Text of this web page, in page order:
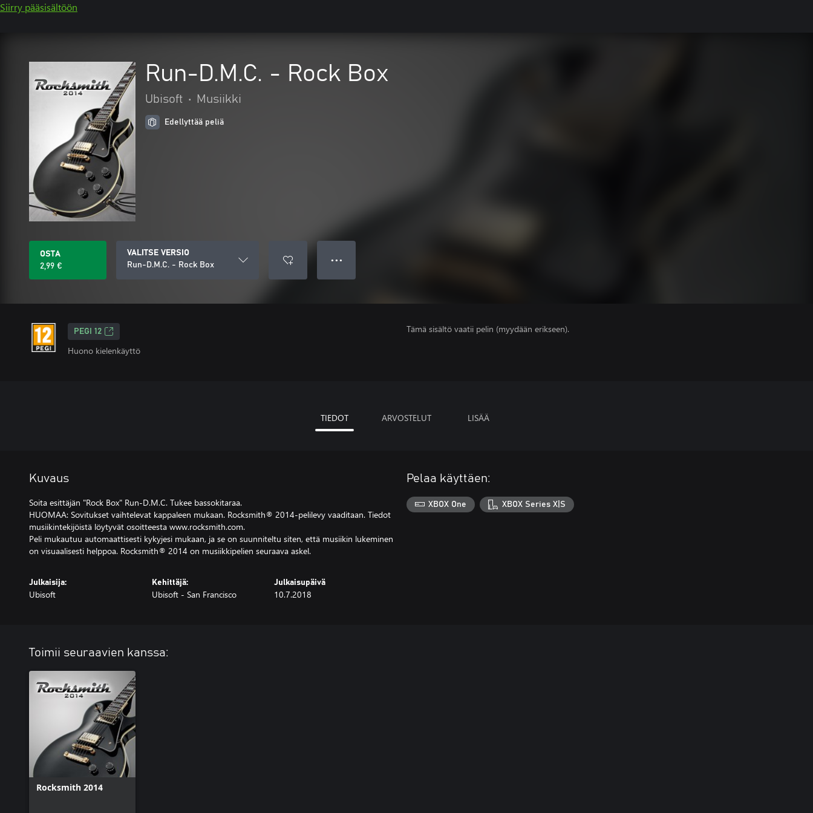
Siirry pääsisältöön
Run-D.M.C. - Rock Box
Ubisoft • Musiikki
Edellyttää peliä
OSTA
2,99 €
VALITSE VERSIO
Run-D.M.C. - Rock Box
● ● ●
PEGI 12
Huono kielenkäyttö
Tämä sisältö vaatii pelin (myydään erikseen).
TIEDOT ARVOSTELUT LISÄÄ
Kuvaus
Soita esittäjän "Rock Box" Run-D.M.C. Tukee bassokitaraa.
HUOMAA: Sovitukset vaihtelevat kappaleen mukaan. Rocksmith® 2014-pelilevy vaaditaan. Tiedot
musiikintekijöistä löytyvät osoitteesta www.rocksmith.com.
Peli mukautuu automaattisesti kykyjesi mukaan, ja se on suunniteltu siten, että musiikin lukeminen
on visuaalisesti helppoa. Rocksmith® 2014 on musiikkipelien seuraava askel.
Julkaisija:
Ubisoft
Kehittäjä:
Ubisoft - San Francisco
Julkaisupäivä
10.7.2018
Pelaa käyttäen:
XBOX One XBOX Series X|S
Toimii seuraavien kanssa:
Rocksmith 2014